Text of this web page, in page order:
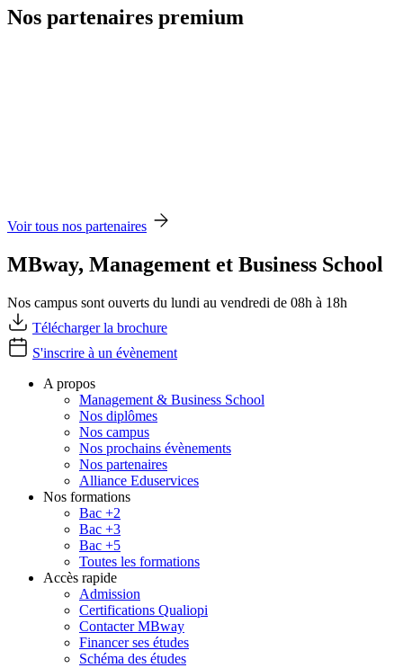
Nos partenaires premium
Voir tous nos partenaires
MBway, Management et Business School
Nos campus sont ouverts du lundi au vendredi de 08h à 18h
Télécharger la brochure
S'inscrire à un évènement
A propos
Management & Business School
Nos diplômes
Nos campus
Nos prochains évènements
Nos partenaires
Alliance Eduservices
Nos formations
Bac +2
Bac +3
Bac +5
Toutes les formations
Accès rapide
Admission
Certifications Qualiopi
Contacter MBway
Financer ses études
Schéma des études